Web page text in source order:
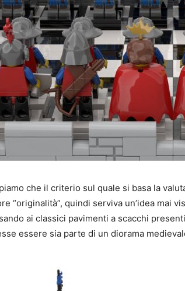
che il criterio sul quale si basa la
“originalità”, quindi serviva un’idea mai
ai classici pavimenti a scacchi
essere sia parte di un diorama